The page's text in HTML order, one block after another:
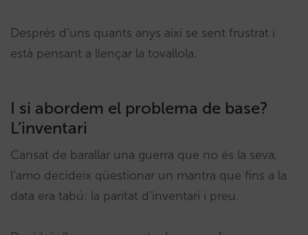
Després d’uns quants anys així se sent frustrat i
està pensant a llençar la tovallola.
I si abordem el problema de base?
L’inventari
Cansat de barallar una guerra que no és la seva,
l’amo decideix qüestionar un mantra que fins a la
data era tabú: la paritat d’inventari i preu.